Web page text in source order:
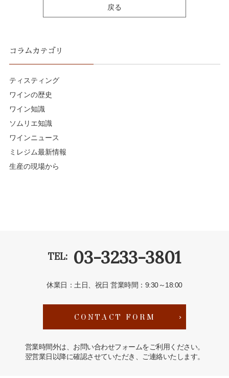
戻る
コラムカテゴリ
ティスティング
ワインの歴史
ワイン知識
ソムリエ知識
ワインニュース
ミレジム最新情報
生産の現場から
TEL: 03-3233-3801
休業日：土日、祝日営業時間：9:30～18:00
CONTACT FORM
営業時間外は、お問い合わせフォームをご利用ください。
翌営業日以降に確認させていただき、ご連絡いたします。